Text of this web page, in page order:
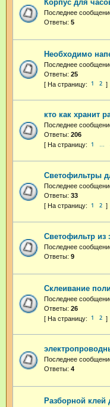
Корпус для
Последнее
Ответы: 5
Необходимо
Последнее
Ответы: 25
1 2
кто как хранит
Последнее
Ответы: 206
1 …
Светофильтры
Последнее
Ответы: 33
1 2
Светофильтр из
Последнее
Ответы: 9
Склеивание
Последнее
Ответы: 26
1 2
Последнее
Ответы: 4
Разборной клей